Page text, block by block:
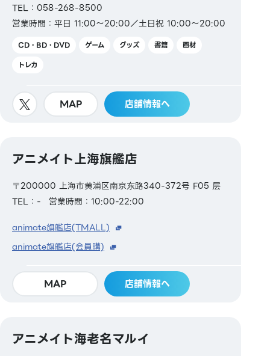
TEL：058-268-8500
営業時間：平日 11:00～20:00／土日祝 10:00～20:00
CD・BD・DVD ゲーム グッズ 書籍
画材
トレカ
MAP 店舗情報へ
アニメイト上海旗艦店
〒200000 上海市黄浦区南京东路340-372号 F05 层
TEL：-
営業時間：10:00-22:00
animate旗艦店(TMALL)
animate旗艦店(会員購)
MAP 店舗情報へ
アニメイト海老名マルイ